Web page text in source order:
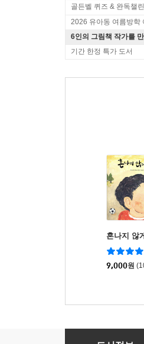
골든벨 퀴즈 & 완독챌린
2026 유아동 여름방학
6인의 그림책 작가를
기간 한정 특가 도서
혼나지 않
9,000원
호랑이 뱃속 잔치